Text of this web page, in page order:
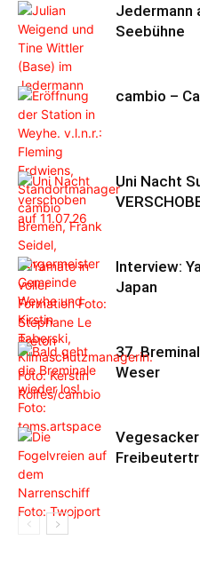
Jedermann
Seebühne
cambio –
Uni Nacht
Interview:
Japan
37.
Weser